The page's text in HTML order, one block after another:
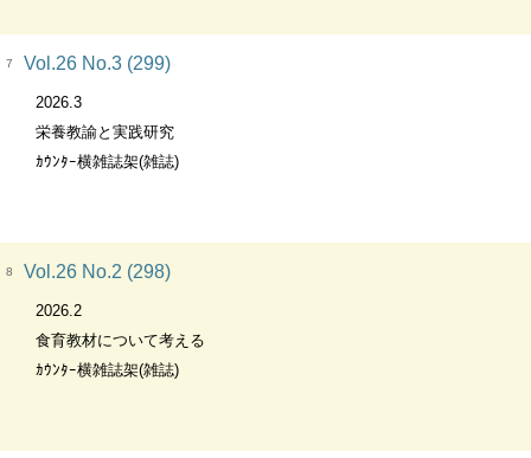
7 Vol.26 No.3 (299)
2026.3
栄養教諭と実践研究
ｶｳﾝﾀｰ横雑誌架(雑誌)
8 Vol.26 No.2 (298)
2026.2
食育教材について考える
ｶｳﾝﾀｰ横雑誌架(雑誌)